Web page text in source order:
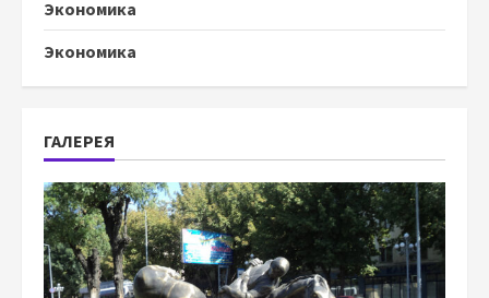
Экономика
Экономика
ГАЛЕРЕЯ